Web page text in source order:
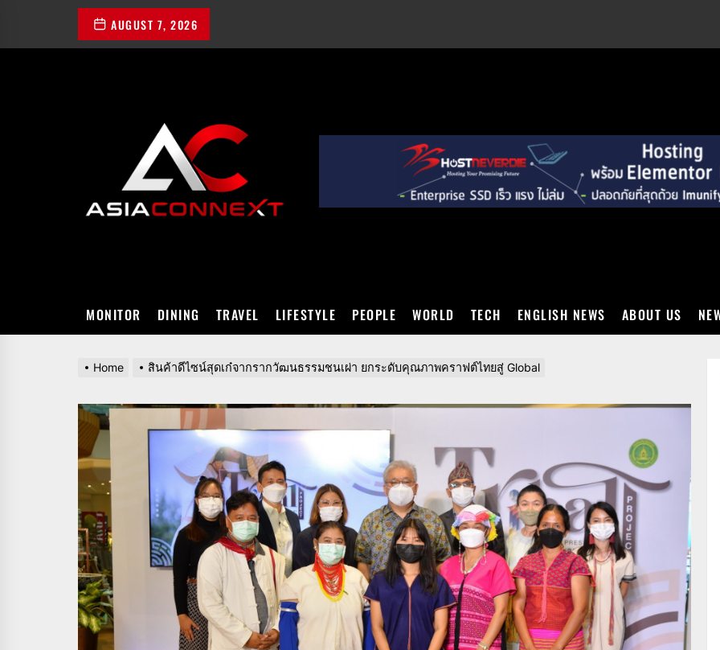
the
AUGUST 7, 2026
MONITOR DINING TRAVEL LIFESTYLE PEOPLE WORLD TECH ENGLISH NEWS ABOUT US
Home สินค้าดีไซน์สุดเก๋จากรากวัฒนธรรมชนเผ่า ยกระดับคุณภาพคราฟต์ไทยสู่ Global